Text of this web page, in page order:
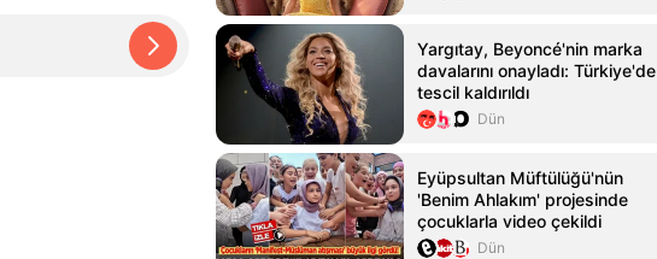
Yargıtay, Beyoncé'nin marka
davalarını onayladı: Türkiye'de
tescil kaldırıldı
Dün
Eyüpsultan Müftülüğü'nün
'Benim Ahlakım' projesinde
çocuklarla video çekildi
Dün